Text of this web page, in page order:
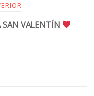
SAN VALENTÍN